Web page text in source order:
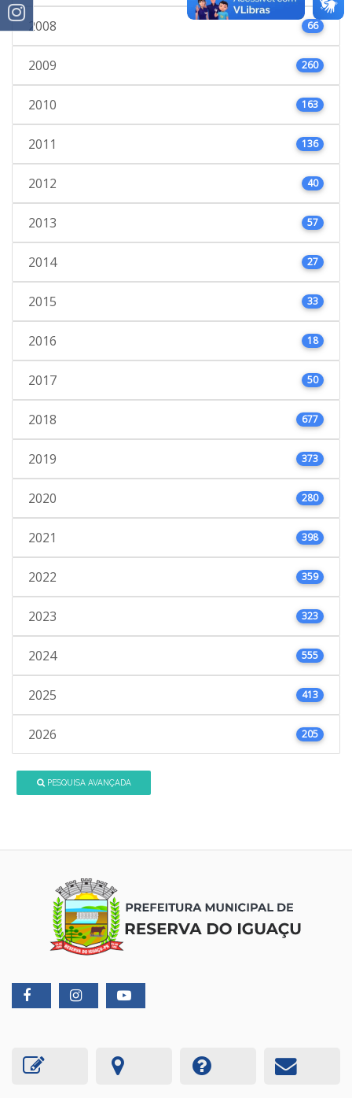
2008 66
2009 260
2010 163
2011 136
2012 40
2013 57
2014 27
2015 33
2016 18
2017 50
2018 677
2019 373
2020 280
2021 398
2022 359
2023 323
2024 555
2025 413
2026 205
PESQUISA AVANÇADA